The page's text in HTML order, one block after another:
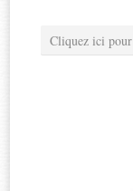
Cliquez ici